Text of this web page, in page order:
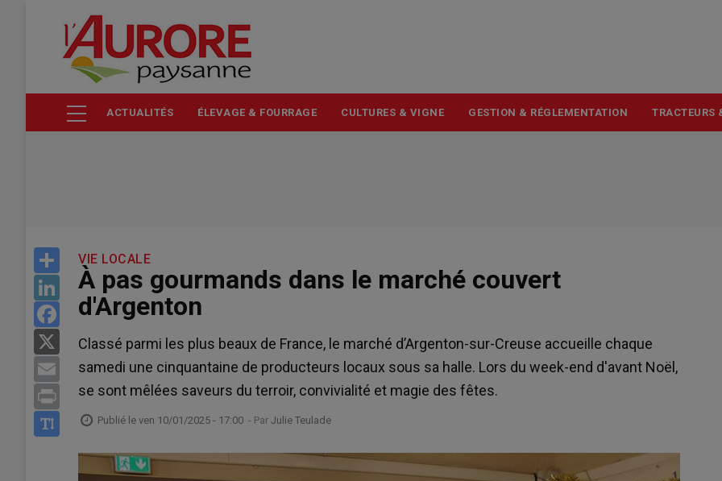
contenu
ACTUALITÉS ÉLEVAGE & FOURRAGE CULTURES & VIGNE GESTION & RÉGLEMENTATION TRACTEURS
Share
LinkedIn
Facebook
Email
Print
VIE LOCALE
À pas gourmands dans le marché couvert
d'Argenton
Classé parmi les plus beaux de France, le marché d’Argenton-sur-Creuse accueille chaque
samedi une cinquantaine de producteurs locaux sous sa halle. Lors du week-end d'avant Noël,
se sont mêlées saveurs du terroir, convivialité et magie des fêtes.
Publié le ven 10/01/2025 - 17:00 - Par Julie Teulade